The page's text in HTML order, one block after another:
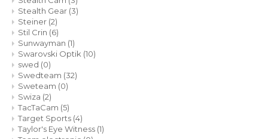
Stealth Gear (3)
Steiner (2)
Stil Crin (6)
Sunwayman (1)
Swarovski Optik (10)
swed (0)
Swedteam (32)
Sweteam (0)
Swiza (2)
TacTaCam (5)
Target Sports (4)
Taylor's Eye Witness (1)